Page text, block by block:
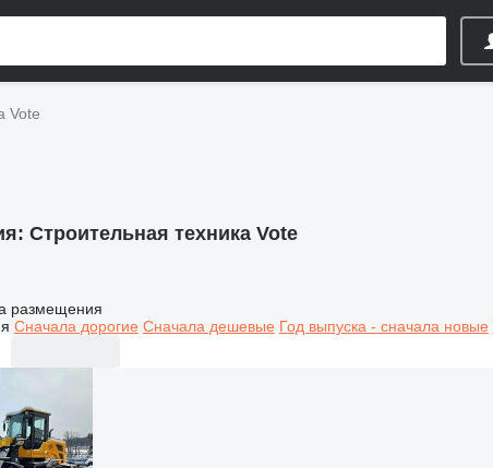
Vote
Строительная техника Vote
размещения
Сначала дорогие Сначала дешевые Год выпуска - сначала новые